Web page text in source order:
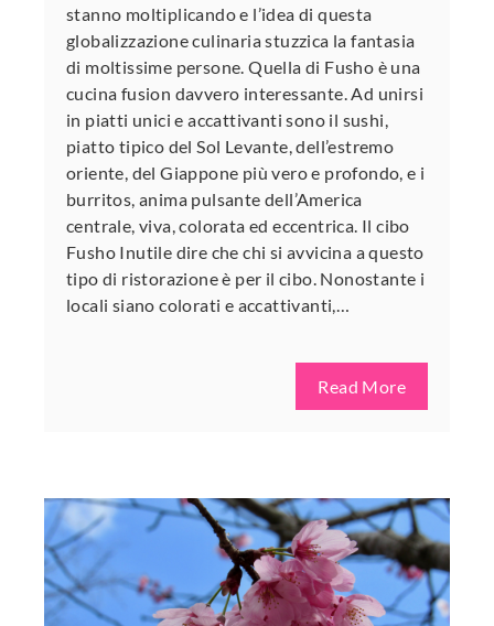
stanno moltiplicando e l’idea di questa
globalizzazione culinaria stuzzica la fantasia
di moltissime persone. Quella di Fusho è una
cucina fusion davvero interessante. Ad unirsi
in piatti unici e accattivanti sono il sushi,
piatto tipico del Sol Levante, dell’estremo
oriente, del Giappone più vero e profondo, e i
burritos, anima pulsante dell’America
centrale, viva, colorata ed eccentrica. Il cibo
Fusho Inutile dire che chi si avvicina a questo
tipo di ristorazione è per il cibo. Nonostante i
locali siano colorati e accattivanti,…
Read More